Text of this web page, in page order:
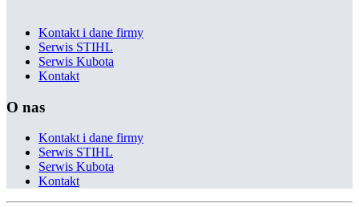
Kontakt i dane firmy
Serwis STIHL
Serwis Kubota
Kontakt
O nas
Kontakt i dane firmy
Serwis STIHL
Serwis Kubota
Kontakt